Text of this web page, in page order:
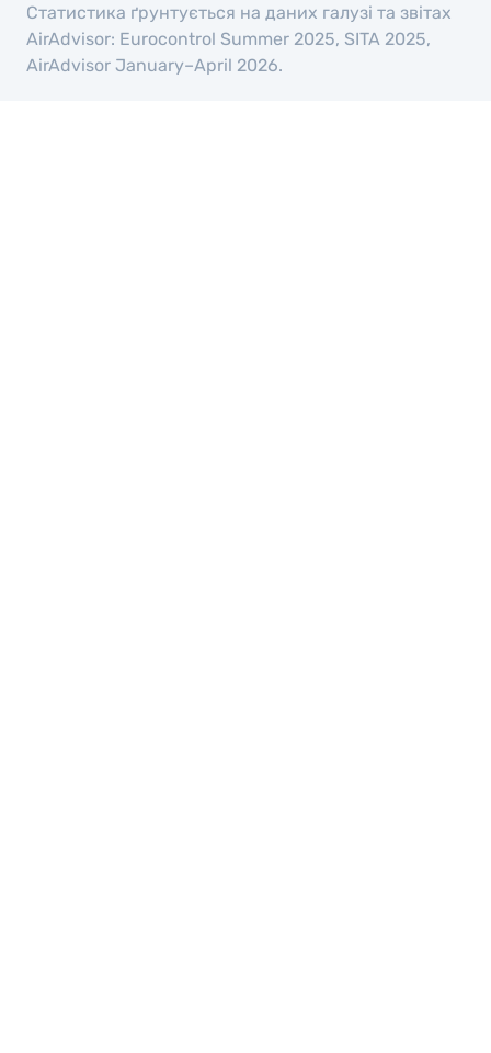
Статистика ґрунтується на даних галузі та звітах
AirAdvisor: Eurocontrol Summer 2025, SITA 2025,
AirAdvisor January–April 2026.